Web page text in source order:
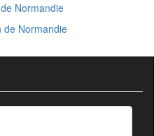
Normandie
de Normandie